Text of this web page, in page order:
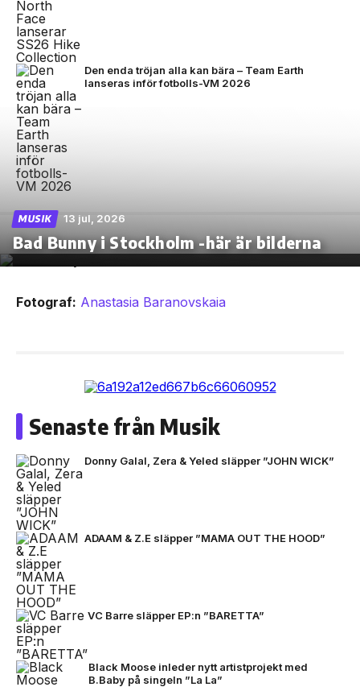
Den enda tröjan alla kan bära – Team Earth
lanseras inför fotbolls-VM 2026
MUSIK 13 jul, 2026
Bad Bunny i Stockholm -här är bilderna
Fotograf: Anastasia Baranovskaia
Senaste från Musik
Donny Galal, Zera & Yeled släpper ”JOHN WICK”
ADAAM & Z.E släpper ”MAMA OUT THE HOOD”
VC Barre släpper EP:n ”BARETTA”
Black Moose inleder nytt artistprojekt med
B.Baby på singeln ”La La”